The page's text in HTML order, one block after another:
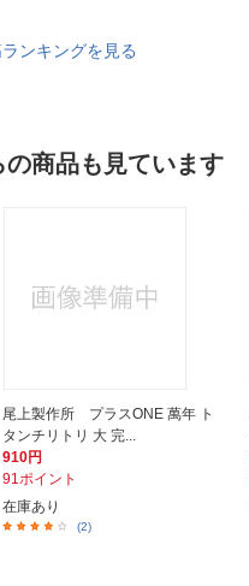
ンキングを見る
商品も見ています
尾上製作所 プラスONE 萬年 ト
タンチリトリ 大 完...
910円
91ポイント
在庫あり
(2)